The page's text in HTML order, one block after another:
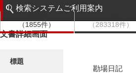
階層検索
検索システムご利用案内
検索システムの利用について
（1855件）
（283318件）
文書詳細画面
標題
勘場日記